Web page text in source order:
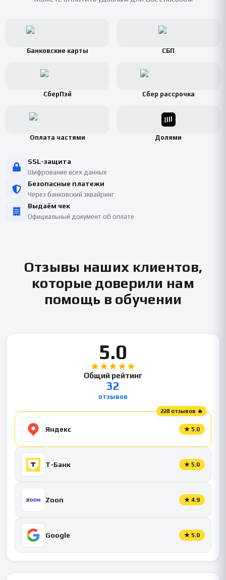
Банковские карты СБП
СберПэй Сбер рассрочка
Оплата частями Долями
SSL-защита
Шифрование всех данных
Безопасные платежи
Через банковский эквайринг
Выдаём чек
Официальный документ об оплате
Отзывы наших клиентов,
которые доверили нам
помощь в обучении
5.0
Общий рейтинг
32
отзывов
228 отзывов 🔥
Яндекс ★ 5.0
Т-Банк ★ 5.0
Zoon ★ 4.9
Google ★ 5.0